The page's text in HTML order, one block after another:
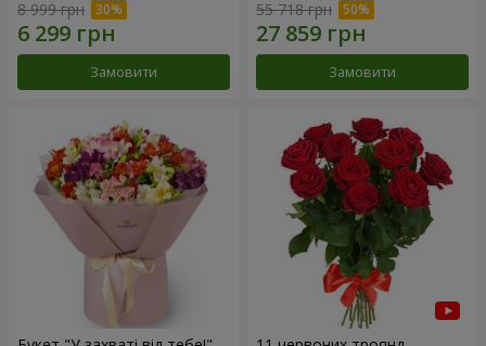
8 999 грн
Замовити
55 718 грн
Замовити